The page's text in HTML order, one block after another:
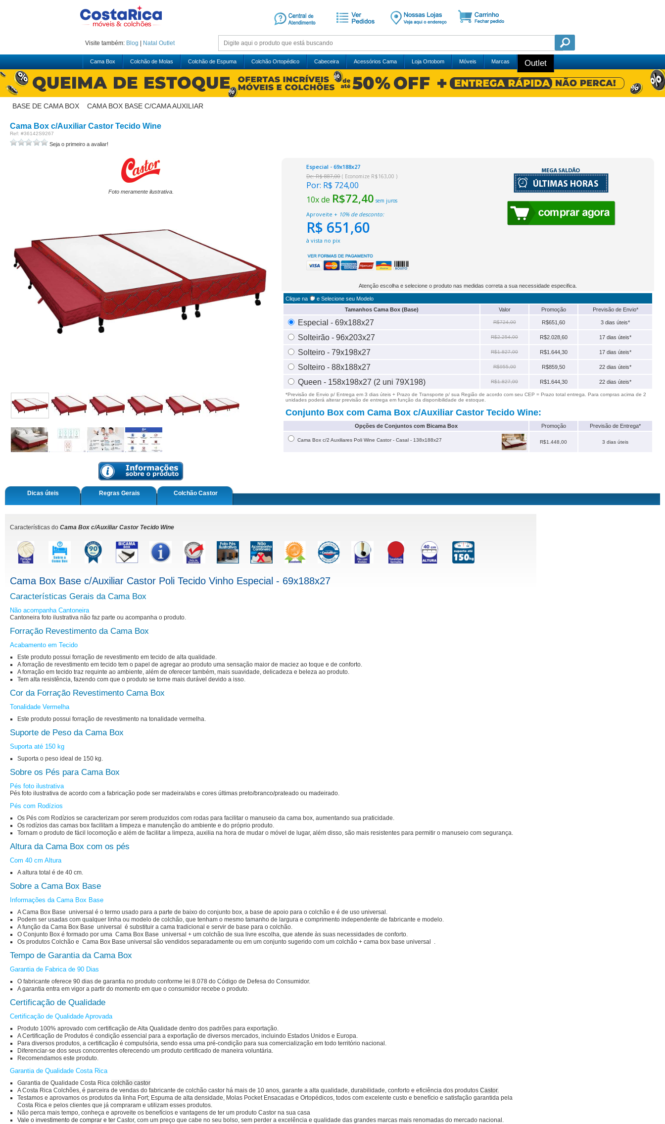
Visite também: Blog Natal Outlet
Cama Box Colchão de Molas Colchão de Espuma Colchão Ortopédico Cabeceira Acessórios Cama Loja Ortobom Móveis Marcas Outlet
BASE DE CAMA BOX CAMA BOX BASE C/CAMA AUXILIAR
Cama Box c/Auxiliar Castor Tecido Wine
Ref: #36142S9267
Seja o primeiro a avaliar!
Foto meramente ilustrativa.
Especial - 69x188x27
De: R$ 887,00 ( Economize R$163,00 )
Por: R$ 724,00
10x de R$72,40 sem juros
Aproveite + 10% de desconto:
R$ 651,60
à vista no pix
Atenção escolha e selecione o produto nas medidas correta a sua necessidade especifica.
Clique na
e Selecione seu Modelo
Tamanhos Cama Box (Base)
Valor Promoção Previsão de Envio*
Especial - 69x188x27 R$724,00 R$651,60 3 dias úteis*
Solteirão - 96x203x27 R$2.254,00 R$2.028,60 17 dias úteis*
Solteiro - 79x198x27 R$1.827,00 R$1.644,30 17 dias úteis*
Solteiro - 88x188x27 R$955,00 R$859,50 22 dias úteis*
Queen - 158x198x27 (2 uni 79X198) R$1.827,00 R$1.644,30 22 dias úteis*
*Previsão de Envio p/ Entrega em 3 dias úteis + Prazo de Transporte p/ sua Região de acordo com seu CEP = Prazo total entrega. Para compras acima de 2
unidades poderá alterar previsão de entrega em função da disponibilidade de estoque.
Conjunto Box com Cama Box c/Auxiliar Castor Tecido Wine:
Opções de Conjuntos com Bicama Box Promoção Previsão de Entrega*
Cama Box c/2 Auxiliares Poli Wine Castor - Casal - 138x188x27 R$1.448,00 3 dias úteis
Dicas úteis Regras Gerais Colchão Castor
Características do Cama Box c/Auxiliar Castor Tecido Wine
Cama Box Base c/Auxiliar Castor Poli Tecido Vinho Especial - 69x188x27
Características Gerais da Cama Box
Não acompanha Cantoneira
Cantoneira foto ilustrativa não faz parte ou acompanha o produto.
Forração Revestimento da Cama Box
Acabamento em Tecido
Este produto possui forração de revestimento em tecido de alta qualidade.
A forração de revestimento em tecido tem o papel de agregar ao produto uma sensação maior de maciez ao toque e de conforto.
A forração em tecido traz requinte ao ambiente, além de oferecer também, mais suavidade, delicadeza e beleza ao produto.
Tem alta resistência, fazendo com que o produto se torne mais durável devido a isso.
Cor da Forração Revestimento Cama Box
Tonalidade Vermelha
Este produto possui forração de revestimento na tonalidade vermelha.
Suporte de Peso da Cama Box
Suporta até 150 kg
Suporta o peso ideal de 150 kg.
Sobre os Pés para Cama Box
Pés foto ilustrativa
Pés foto ilustrativa de acordo com a fabricação pode ser madeira/abs e cores últimas preto/branco/prateado ou madeirado.
Pés com Rodízios
Os Pés com Rodízios se caracterizam por serem produzidos com rodas para facilitar o manuseio da cama box, aumentando sua praticidade.
Os rodízios das camas box facilitam a limpeza e manutenção do ambiente e do próprio produto.
Tornam o produto de fácil locomoção e além de facilitar a limpeza, auxilia na hora de mudar o móvel de lugar, além disso, são mais resistentes para permitir o manuseio com segurança.
Altura da Cama Box com os pés
Com 40 cm Altura
A altura total é de 40 cm.
Sobre a Cama Box Base
Informações da Cama Box Base
A Cama Box Base universal é o termo usado para a parte de baixo do conjunto box, a base de apoio para o colchão e é de uso universal.
Podem ser usadas com qualquer linha ou modelo de colchão, que tenham o mesmo tamanho de largura e comprimento independente de fabricante e modelo.
A função da Cama Box Base universal é substituir a cama tradicional e servir de base para o colchão.
O Conjunto Box é formado por uma Cama Box Base universal + um colchão de sua livre escolha, que atende às suas necessidades de conforto.
Os produtos Colchão e Cama Box Base universal são vendidos separadamente ou em um conjunto sugerido com um colchão + cama box base universal .
Tempo de Garantia da Cama Box
Garantia de Fabrica de 90 Dias
O fabricante oferece 90 dias de garantia no produto conforme lei 8.078 do Código de Defesa do Consumidor.
A garantia entra em vigor a partir do momento em que o consumidor recebe o produto.
Certificação de Qualidade
Certificação de Qualidade Aprovada
Produto 100% aprovado com certificação de Alta Qualidade dentro dos padrões para exportação.
A Certificação de Produtos é condição essencial para a exportação de diversos mercados, incluindo Estados Unidos e Europa.
Para diversos produtos, a certificação é compulsória, sendo essa uma pré-condição para sua comercialização em todo território nacional.
Diferenciar-se dos seus concorrentes oferecendo um produto certificado de maneira voluntária.
Recomendamos este produto.
Garantia de Qualidade Costa Rica
Garantia de Qualidade Costa Rica colchão castor
A Costa Rica Colchões, é parceira de vendas do fabricante de colchão castor há mais de 10 anos, garante a alta qualidade, durabilidade, conforto e eficiência dos produtos Castor.
Testamos e aprovamos os produtos da linha Fort; Espuma de alta densidade, Molas Pocket Ensacadas e Ortopédicos, todos com excelente custo e benefício e satisfação garantida pela
Costa Rica e pelos clientes que já compraram e utilizam esses produtos.
Não perca mais tempo, conheça e aproveite os benefícios e vantagens de ter um produto Castor na sua casa
Vale o investimento de comprar e ter Castor, com um preço que cabe no seu bolso, sem perder a excelência e qualidade das grandes marcas mais renomadas do mercado nacional.